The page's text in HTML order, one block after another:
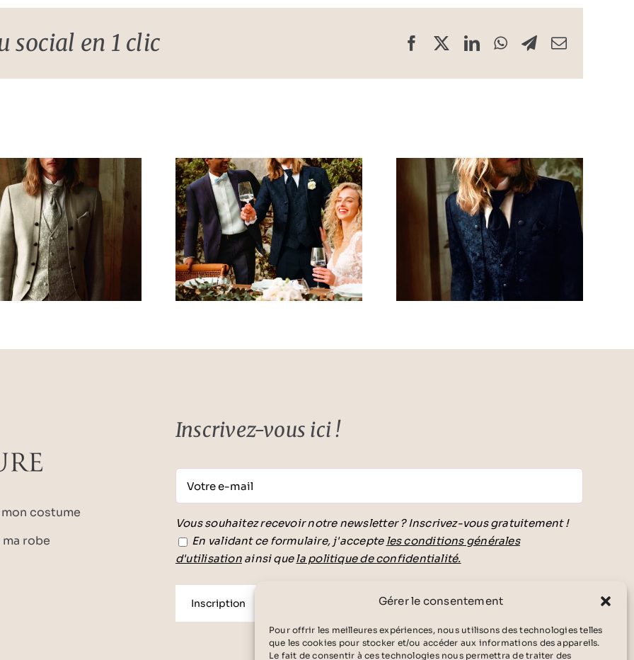
Gérer le consentement
Pour offrir les meilleures expériences, nous utilisons des technologies telles
que les cookies pour stocker et/ou accéder aux informations des appareils.
Le fait de consentir à ces technologies nous permettra de traiter des
social en 1 clic FacebookLinkedInWhatsApp
Telegram
Email
Costume style
baroque bleu
nuit
Costume style
baroque bleu
nuit
Costume style
classique bleu
canard
costume
robe
Inscrivez-vous ici !
Vous souhaitez recevoir notre newsletter ? Inscrivez-vous gratuitement !
En validant ce formulaire, j'accepte les conditions générales
d'utilisationainsi quela politique de confidentialité.